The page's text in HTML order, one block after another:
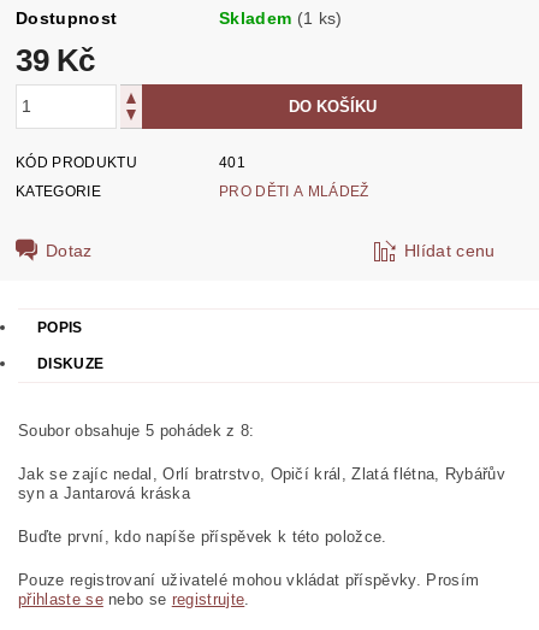
Dostupnost Skladem (1 ks)
39 Kč
KÓD PRODUKTU
401
KATEGORIE
PRO DĚTI A MLÁDEŽ
Dotaz Hlídat cenu
POPIS
DISKUZE
Soubor obsahuje 5 pohádek z 8:
Jak se zajíc nedal, Orlí bratrstvo, Opičí král, Zlatá flétna, Rybářův
syn a Jantarová kráska
Buďte první, kdo napíše příspěvek k této položce.
Pouze registrovaní uživatelé mohou vkládat příspěvky. Prosím
přihlaste senebo se registrujte.